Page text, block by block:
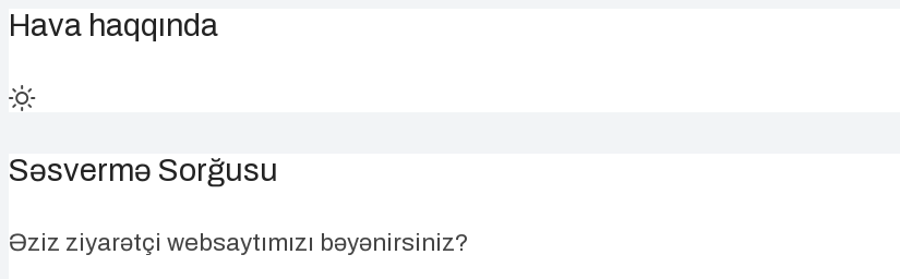
Hava haqqında
Səsvermə Sorğusu
Əziz ziyarətçi websaytımızı bəyənirsiniz?